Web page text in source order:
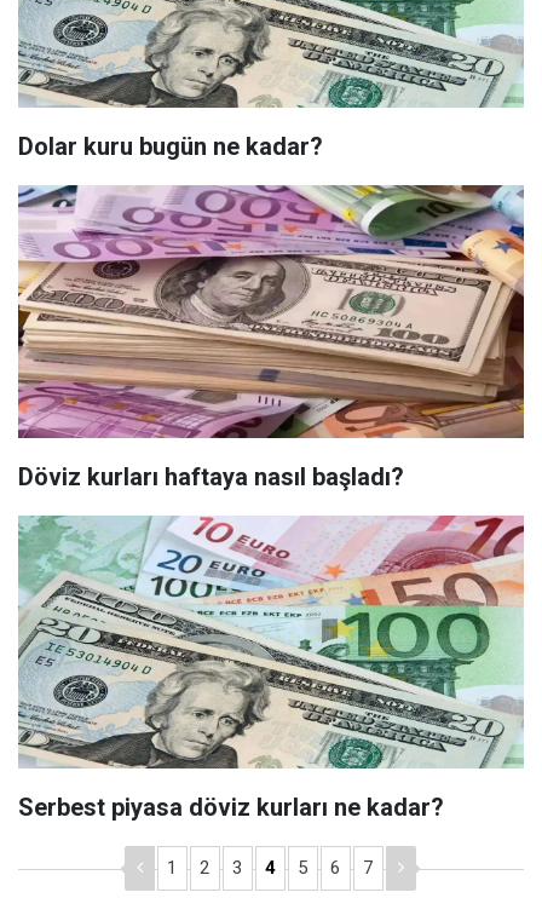
Dolar kuru bugün ne kadar?
Döviz kurları haftaya nasıl başladı?
Serbest piyasa döviz kurları ne kadar?
1 2 3 4 5 6 7